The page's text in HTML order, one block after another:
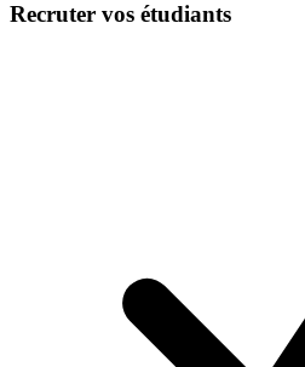
Recruter vos étudiants